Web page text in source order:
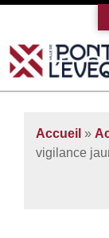
Accueil »
vigilance